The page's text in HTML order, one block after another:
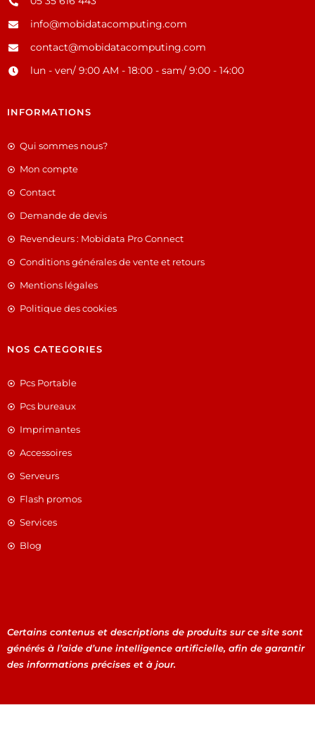
info@mobidatacomputing.com
contact@mobidatacomputing.com
lun - ven/ 9:00 AM - 18:00 - sam/ 9:00 - 14:00
INFORMATIONS
Qui sommes nous?
Mon compte
Contact
Demande de devis
Revendeurs : Mobidata Pro Connect
Conditions générales de vente et retours
Mentions légales
Politique des cookies
NOS CATEGORIES
Pcs Portable
Pcs bureaux
Imprimantes
Accessoires
Serveurs
Flash promos
Services
Blog
Certains contenus et descriptions de produits sur ce site sont
générés à l’aide d’une intelligence artificielle, afin de garantir
des informations précises et à jour.